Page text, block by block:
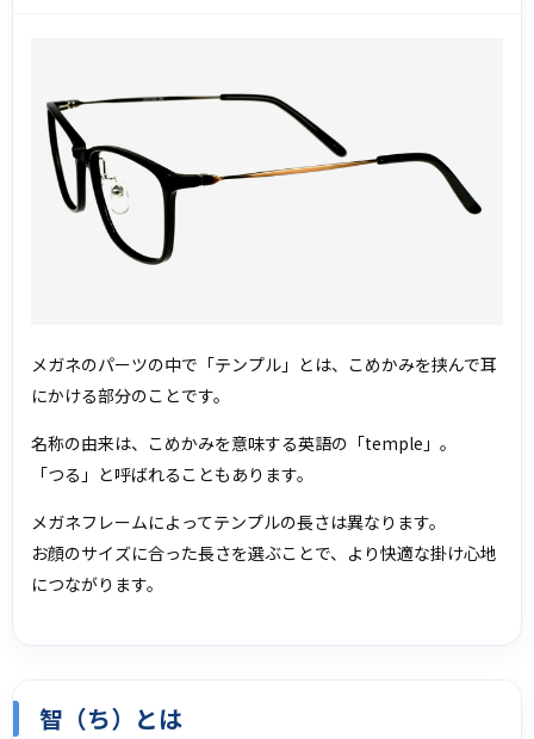
メガネのパーツの中で「テンプル」とは、こめかみを挟んで耳
にかける部分のことです。
名称の由来は、こめかみを意味する英語の「temple」。
「つる」と呼ばれることもあります。
メガネフレームによってテンプルの長さは異なります。
お顔のサイズに合った長さを選ぶことで、より快適な掛け心地
につながります。
智（ち）とは